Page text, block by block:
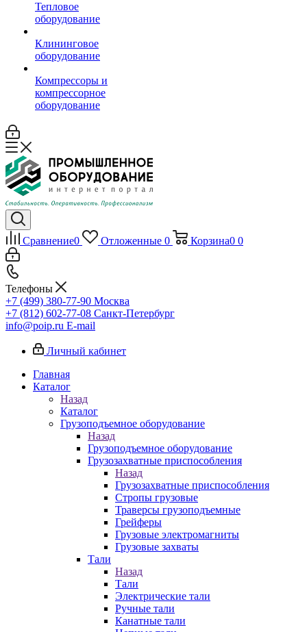
Тепловое
оборудование
Клининговое
оборудование
Компрессоры и
компрессорное
оборудование
Сравнение0 Отложенные 0 Корзина0 0
Телефоны
+7 (499) 380-77-90 Москва
+7 (812) 602-77-08 Санкт-Петербург
info@poip.ru E-mail
Личный кабинет
Главная
Каталог
Назад
Каталог
Грузоподъемное оборудование
Назад
Грузоподъемное оборудование
Грузозахватные приспособления
Назад
Грузозахватные приспособления
Стропы грузовые
Траверсы грузоподъемные
Грейферы
Грузовые электромагниты
Грузовые захваты
Тали
Назад
Тали
Электрические тали
Ручные тали
Канатные тали